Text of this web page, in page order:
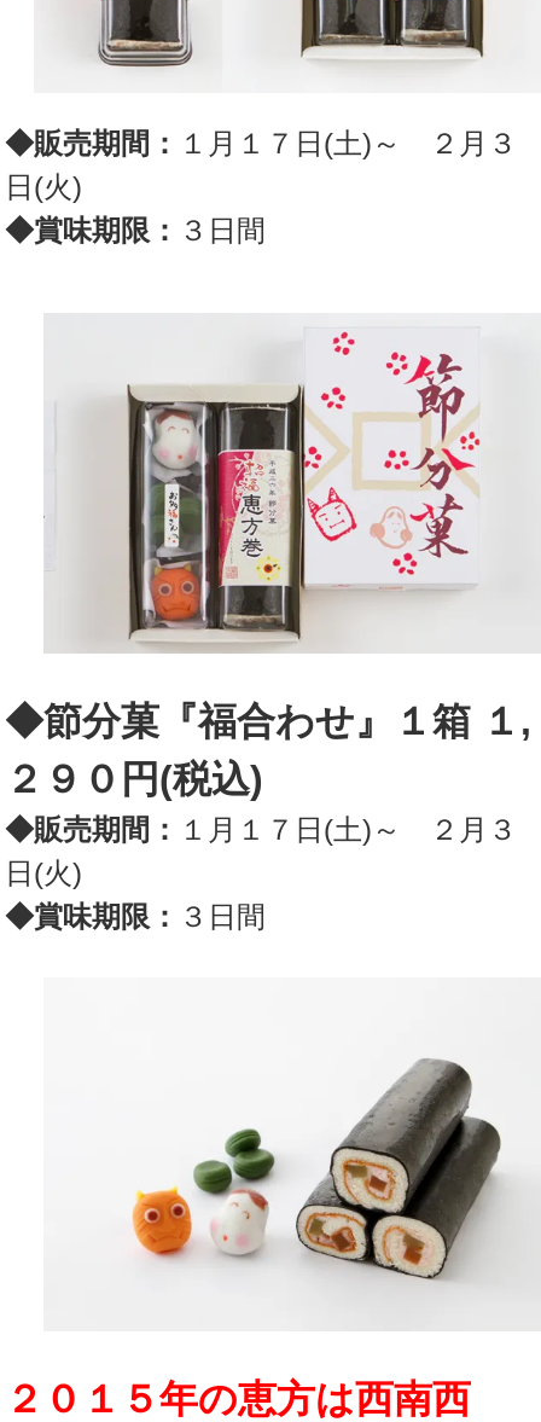
◆販売期間： １月１７日(土)～ ２月３
日(火)
◆賞味期限： ３日間
◆節分菓『福合わせ』１箱 １,
２９０円(税込)
◆販売期間： １月１７日(土)～ ２月３
日(火)
◆賞味期限： ３日間
２０１５年の恵方は西南西